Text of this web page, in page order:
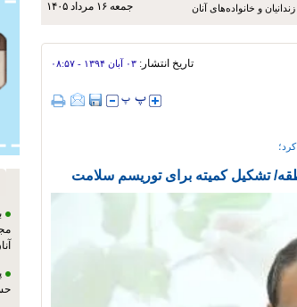
جمعه ۱۶ مرداد ۱۴۰۵ و خانواده‌های آنان
تاریخ انتشار: ۰۳ آبان ۱۳۹۴ - ۰۸:۵۷
تشکیل کمیته برای توریسم سلامت